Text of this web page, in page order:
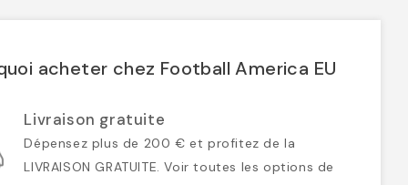
acheter chez Football America EU
Livraison gratuite
Dépensez plus de 200 € et profitez de la
LIVRAISON GRATUITE. Voir toutes les options de